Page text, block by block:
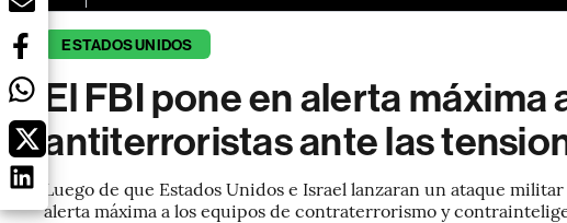
ESTADOS UNIDOS
El FBI pone en alerta máxima
antiterroristas ante las
Luego de que Estados Unidos e Israel lanzaran un ataque
alerta máxima a los equipos de contraterrorismo y